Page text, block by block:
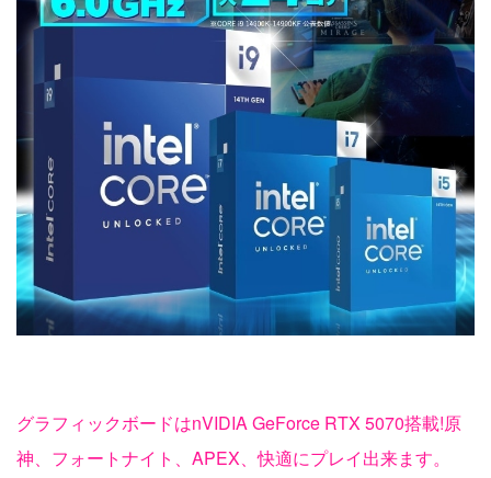
グラフィックボードはnVIDIA GeForce RTX 5070搭載!原
神、フォートナイト、APEX、快適にプレイ出来ます。